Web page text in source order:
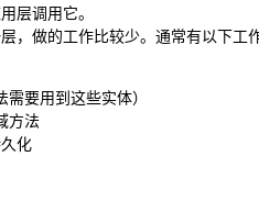
层调用它。
，做的工作比较少。通常有以下工
要用到这些实体）
方法
化